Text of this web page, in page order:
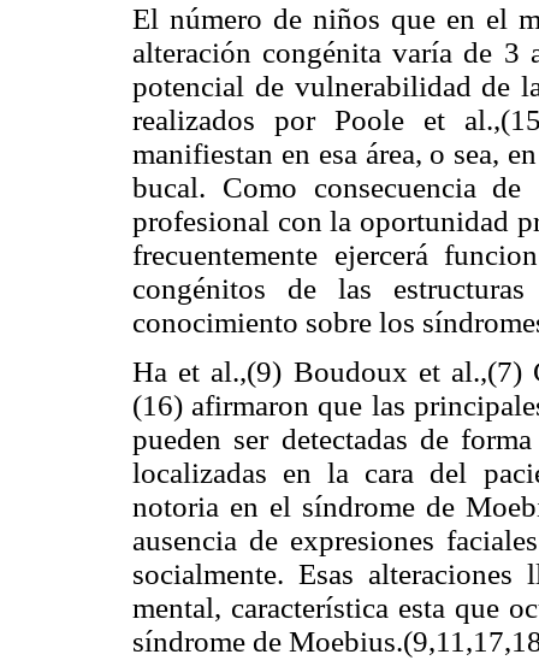
El número de niños que en el
alteración congénita varía de
potencial de vulnerabilidad de
realizados por Poole et
manifiestan en esa área, o sea,
bucal. Como consecuencia
profesional con la oportunidad
frecuentemente ejercerá
congénitos de las
conocimiento sobre los
Ha et al.,(9) Boudoux et al.,(7)
(16) afirmaron que las
pueden ser detectadas de
localizadas en la cara del
notoria en el síndrome de
ausencia de expresiones
socialmente. Esas
mental, característica esta que
síndrome de